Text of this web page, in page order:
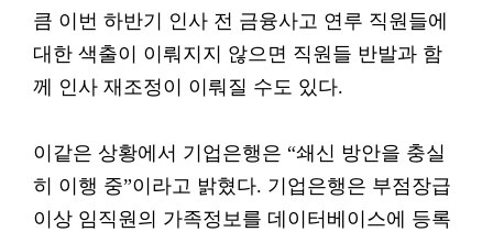
큼 이번 하반기 인사 전 금융사고 연루 직원들에
대한 색출이 이뤄지지 않으면 직원들 반발과 함
께 인사 재조정이 이뤄질 수도 있다.
이같은 상황에서 기업은행은 “쇄신 방안을 충실
히 이행 중”이라고 밝혔다. 기업은행은 부점장급
이상 임직원의 가족정보를 데이터베이스에 등록